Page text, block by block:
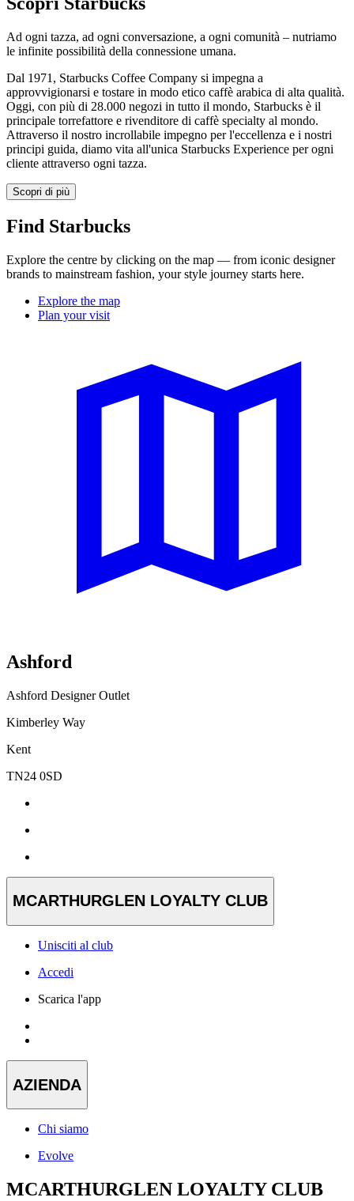
Ad ogni tazza, ad ogni conversazione, a ogni comunità – nutriamo
le infinite possibilità della connessione umana.
Dal 1971, Starbucks Coffee Company si impegna a
approvvigionarsi e tostare in modo etico caffè arabica di alta qualità.
Oggi, con più di 28.000 negozi in tutto il mondo, Starbucks è il
principale torrefattore e rivenditore di caffè specialty al mondo.
Attraverso il nostro incrollabile impegno per l'eccellenza e i nostri
principi guida, diamo vita all'unica Starbucks Experience per ogni
cliente attraverso ogni tazza.
Scopri di più
Find Starbucks
Explore the centre by clicking on the map — from iconic designer
brands to mainstream fashion, your style journey starts here.
Explore the map
Plan your visit
Ashford
Ashford Designer Outlet
Kimberley Way
Kent
TN24 0SD
MCARTHURGLEN LOYALTY CLUB
Unisciti al club
Accedi
Scarica l'app
AZIENDA
Chi siamo
Evolve
MCARTHURGLEN LOYALTY CLUB